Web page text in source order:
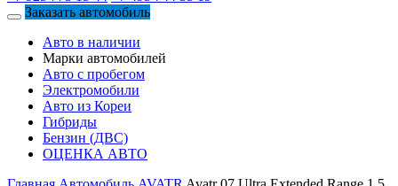
Заказать автомобиль
Авто в наличии
Марки автомобилей
Авто с пробегом
Электромобили
Авто из Кореи
Гибриды
Бензин (ДВС)
ОЦЕНКА АВТО